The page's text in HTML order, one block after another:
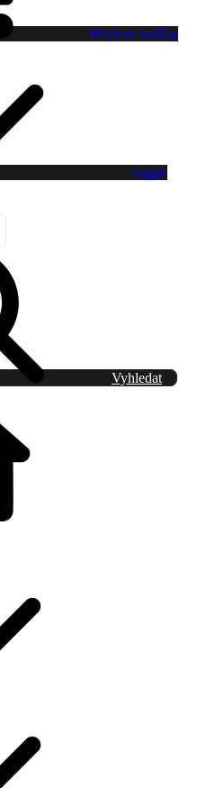
Přejít do košíku
Toggle
Vyhledat